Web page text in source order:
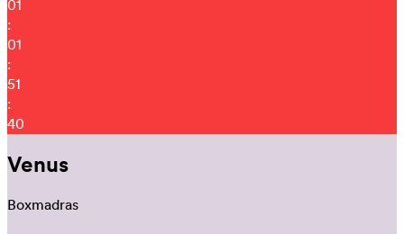
01
:
01
:
51
:
34
Venus
Boxmadras